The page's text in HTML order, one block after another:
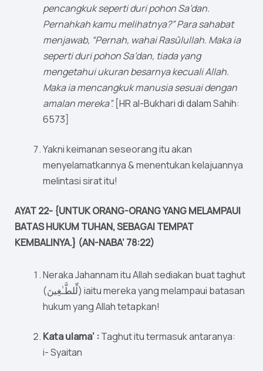
pencangkuk seperti duri pohon Sa’dan.
Pernahkah kamu melihatnya?” Para sahabat
menjawab, “Pernah, wahai Rasûlullah. Maka ia
seperti duri pohon Sa’dan, tiada yang
mengetahui ukuran besarnya kecuali Allah.
Maka ia mencangkuk manusia sesuai dengan
amalan mereka”.[HR al-Bukhari di dalam Sahih:
6573]
Yakni keimanan seseorang itu akan
menyelamatkannya & menentukan kelajuannya
melintasi sirat itu!
AYAT 22- {UNTUK ORANG-ORANG YANG MELAMPAUI
BATAS HUKUM TUHAN, SEBAGAI TEMPAT
KEMBALINYA.} (AN-NABA’ 78:22)
Neraka Jahannam itu Allah sediakan buat taghut
(لِّلطَّـٰغِينَ) iaitu mereka yang melampaui batasan
hukum yang Allah tetapkan!
Kata ulama’ :Taghut itu termasuk antaranya:
i- Syaitan